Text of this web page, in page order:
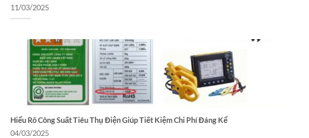
11/03/2025
Hiểu Rõ Công Suất Tiêu Thụ Điện Giúp Tiết Kiệm Chi Phí Đáng Kể
04/03/2025